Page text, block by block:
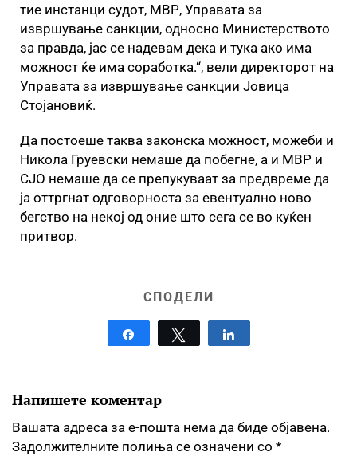
тие инстанци судот, МВР, Управата за
извршување санкции, односно Министерството
за правда, јас се надевам дека и тука ако има
можност ќе има соработка.“, вели директорот на
Управата за извршување санкции Јовица
Стојановиќ.
Да постоеше таква законска можност, можеби и
Никола Груевски немаше да побегне, а и МВР и
СЈО немаше да се препукуваат за предвреме да
ја оттргнат одговорноста за евентуално ново
бегство на некој од оние што сега се во куќен
притвор.
СПОДЕЛИ
Tweet
Напишете коментар
Вашата адреса за е-пошта нема да биде објавена.
Задолжителните полиња се означени со *